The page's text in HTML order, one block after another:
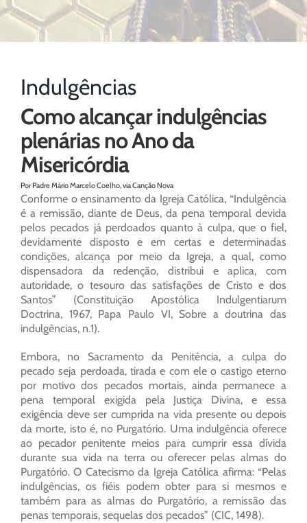
Indulgências
Como alcançar indulgências
plenárias no Ano da
Misericórdia
Por Padre Mário Marcelo Coelho, via Canção Nova
Conforme o ensinamento da Igreja Católica, “Indulgência
é a remissão, diante de Deus, da pena temporal devida
pelos pecados já perdoados quanto à culpa, que o fiel,
devidamente disposto e em certas e determinadas
condições, alcança por meio da Igreja, a qual, como
dispensadora da redenção, distribui e aplica, com
autoridade, o tesouro das satisfações de Cristo e dos
Santos” (Constituição Apostólica Indulgentiarum
Doctrina, 1967, Papa Paulo VI, Sobre a doutrina das
indulgências, n.1).
Embora, no Sacramento da Penitência, a culpa do
pecado seja perdoada, tirada e com ele o castigo eterno
por motivo dos pecados mortais, ainda permanece a
pena temporal exigida pela Justiça Divina, e essa
exigência deve ser cumprida na vida presente ou depois
da morte, isto é, no Purgatório. Uma indulgência oferece
ao pecador penitente meios para cumprir essa dívida
durante sua vida na terra ou oferecer pelas almas do
Purgatório. O Catecismo da Igreja Católica afirma: “Pelas
indulgências, os fiéis podem obter para si mesmos e
também para as almas do Purgatório, a remissão das
penas temporais, sequelas dos pecados” (CIC, 1498).